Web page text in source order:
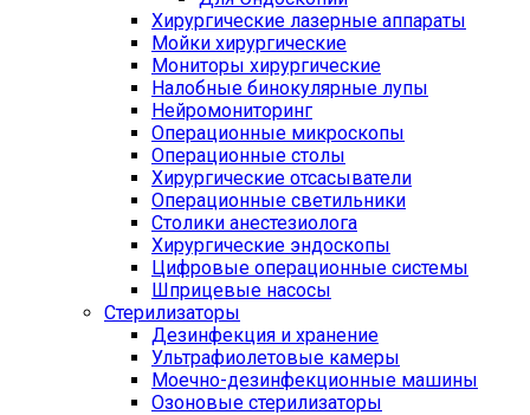
Хирургические лазерные аппараты
Мойки хирургические
Мониторы хирургические
Налобные бинокулярные лупы
Нейромониторинг
Операционные микроскопы
Операционные столы
Хирургические отсасыватели
Операционные светильники
Столики анестезиолога
Хирургические эндоскопы
Цифровые операционные системы
Шприцевые насосы
Стерилизаторы
Дезинфекция и хранение
Ультрафиолетовые камеры
Моечно-дезинфекционные машины
Озоновые стерилизаторы